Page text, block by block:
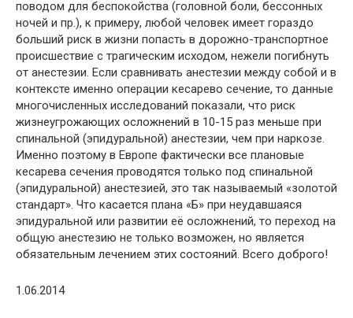
поводом для беспокойства (головной боли, бессонных
ночей и пр.), к примеру, любой человек имеет гораздо
больший риск в жизни попасть в дорожно-транспортное
происшествие с трагическим исходом, нежели погибнуть
от анестезии. Если сравнивать анестезии между собой и в
контексте именно операции кесарево сечение, то данные
многочисленных исследований показали, что риск
жизнеугрожающих осложнений в 10-15 раз меньше при
спинальной (эпидуральной) анестезии, чем при наркозе.
Именно поэтому в Европе фактически все плановые
кесарева сечения проводятся только под спинальной
(эпидуральной) анестезией, это так называемый «золотой
стандарт». Что касается плана «Б» при неудавшаяся
эпидуральной или развитии её осложнений, то переход на
общую анестезию не только возможен, но является
обязательным лечением этих состояний. Всего доброго!
1.06.2014